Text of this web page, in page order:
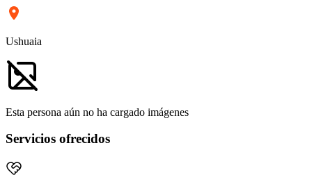
Ushuaia
Esta persona aún no ha cargado imágenes
Servicios ofrecidos